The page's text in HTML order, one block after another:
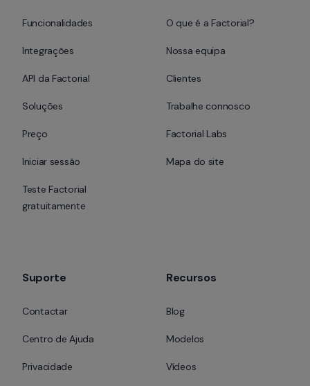
Funcionalidades
Integrações
API da Factorial
Soluções
Preço
Iniciar sessão
Teste Factorial
gratuitamente
O que é a Factorial?
Nossa equipa
Clientes
Trabalhe connosco
Factorial Labs
Mapa do site
Suporte
Contactar
Centro de Ajuda
Privacidade
Recursos
Blog
Modelos
Vídeos